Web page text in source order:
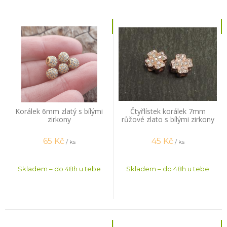
Korálek 6mm zlatý s bílými
zirkony
65 Kč / ks
Skladem – do 48h u tebe
Čtyřlístek korálek 7mm
růžové zlato s bílými zirkony
45 Kč / ks
Skladem – do 48h u tebe